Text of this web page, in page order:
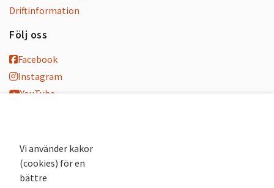
Driftinformation
Följ oss
Facebook
Instagram
YouTube
Nyhetsbrev
Andra webbplatser
Vi använder kakor
(cookies) för en
bättre